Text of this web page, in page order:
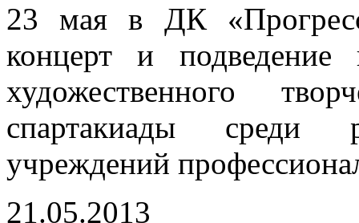
23 мая в ДК
концерт и подведение
художественного
спартакиады среди
учреждений
21.05.2013